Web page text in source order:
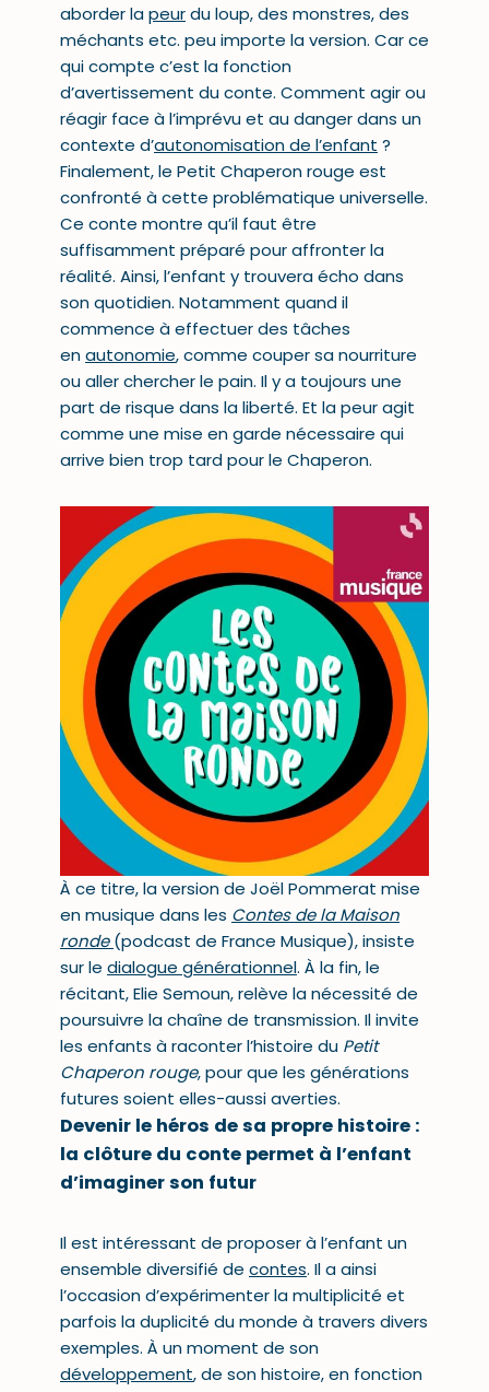
aborder lapeurdu loup, des monstres, des
méchants etc. peu importe la version. Car ce
qui compte c’est la fonction
d’avertissement du conte. Comment agir ou
réagir face à l’imprévu et au danger dans un
contexte d’autonomisation de l’enfant ?
Finalement, le Petit Chaperon rouge est
confronté à cette problématique universelle.
Ce conte montre qu’il faut être
suffisamment préparé pour affronter la
réalité. Ainsi, l’enfant y trouvera écho dans
son quotidien. Notamment quand il
commence à effectuer des tâches
enautonomie, comme couper sa nourriture
ou aller chercher le pain. Il y a toujours une
part de risque dans la liberté. Et la peur agit
comme une mise en garde nécessaire qui
arrive bien trop tard pour le Chaperon.
À ce titre, la version de Joël Pommerat mise
en musique dans les Contes de la Maison
ronde (podcast de France Musique), insiste
sur le dialogue générationnel. À la fin, le
récitant, Elie Semoun, relève la nécessité de
poursuivre la chaîne de transmission. Il invite
les enfants à raconter l’histoire du Petit
Chaperon rouge, pour que les générations
futures soient elles-aussi averties.
Devenir le héros de sa propre histoire :
la clôture du conte permet à l’enfant
d’imaginer son futur
Il est intéressant de proposer à l’enfant un
ensemble diversifié de contes. Il a ainsi
l’occasion d’expérimenter la multiplicité et
parfois la duplicité du monde à travers divers
exemples. À un moment de son
développement, de son histoire, en fonction